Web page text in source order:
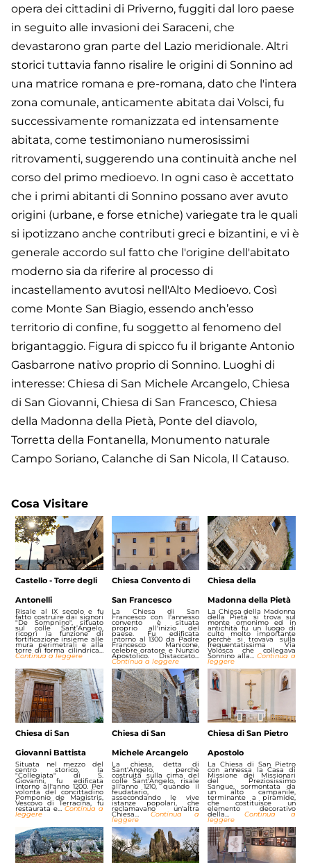
opera dei cittadini di Priverno, fuggiti dal loro paese
in seguito alle invasioni dei Saraceni, che
devastarono gran parte del Lazio meridionale. Altri
storici tuttavia fanno risalire le origini di Sonnino ad
una matrice romana e pre-romana, dato che l'intera
zona comunale, anticamente abitata dai Volsci, fu
successivamente romanizzata ed intensamente
abitata, come testimoniano numerosissimi
ritrovamenti, suggerendo una continuità anche nel
corso del primo medioevo. In ogni caso è accettato
che i primi abitanti di Sonnino possano aver avuto
origini (urbane, e forse etniche) variegate tra le quali
si ipotizzano anche contributi greci e bizantini, e vi è
generale accordo sul fatto che l'origine dell'abitato
moderno sia da riferire al processo di
incastellamento avutosi nell'Alto Medioevo. Così
come Monte San Biagio, essendo anch’esso
territorio di confine, fu soggetto al fenomeno del
brigantaggio. Figura di spicco fu il brigante Antonio
Gasbarrone nativo proprio di Sonnino. Luoghi di
interesse: Chiesa di San Michele Arcangelo, Chiesa
di San Giovanni, Chiesa di San Francesco, Chiesa
della Madonna della Pietà, Ponte del diavolo,
Torretta della Fontanella, Monumento naturale
Campo Soriano, Calanche di San Nicola, Il Catauso.
Cosa Visitare
Castello - Torre degli
Antonelli
Risale al IX secolo e fu
fatto costruire dai signori
"De Sompnino", situato
sul colle Sant’Angelo,
ricoprì la funzione di
fortificazione insieme alle
mura perimetrali e alla
torre di forma cilindrica…
Continua a leggere
Chiesa Convento di
San Francesco
La Chiesa di San
Francesco con l'annesso
convento è situata
proprio all'inizio del
paese. Fu edificata
intorno al 1300 da Padre
Francesco Manicone,
celebre oratore e Nunzio
Apostolico. Distaccato…
Continua a leggere
Chiesa della
Madonna della Pietà
La Chiesa della Madonna
della Pietà si trova sul
monte omonimo ed in
antichità fu un luogo di
culto molto importante
perchè si trovava sulla
frequentatissima Via
Volosca che collegava
Sonnino alla…Continua a
leggere
Chiesa di San
Giovanni Battista
Situata nel mezzo del
centro storico, la
"Collegiata" di S.
Giovanni, fu edificata
intorno all'anno 1200. Per
volontà del concittadino
Pomponio de Magistris,
Vescovo di Terracina, fu
restaurata e… Continua a
leggere
Chiesa di San
Michele Arcangelo
La chiesa, detta di
Sant'Angelo, perchè
costruita sulla cima del
colle Sant'Angelo, risale
all'anno 1210, quando il
feudatario,
assecondando le vive
istanze popolari, che
reclamavano un'altra
Chiesa…Continua a
leggere
Chiesa di San Pietro
Apostolo
La Chiesa di San Pietro
con annessa la Casa di
Missione dei Missionari
del Preziosissimo
Sangue, sormontata da
un alto campanile,
terminante a piramide,
che costituisce un
elemento decorativo
della…Continua a
leggere